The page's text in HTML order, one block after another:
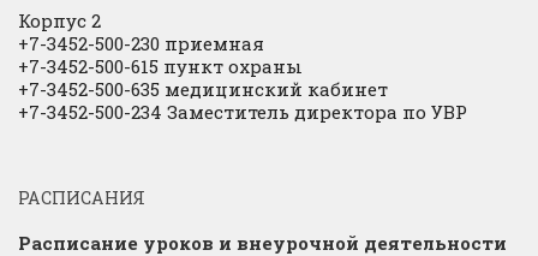
Корпус 2
+7-3452-500-230 приемная
+7-3452-500-615 пункт охраны
+7-3452-500-635 медицинский кабинет
+7-3452-500-234 Заместитель директора по УВР
РАСПИСАНИЯ
Расписание уроков и внеурочной деятельности